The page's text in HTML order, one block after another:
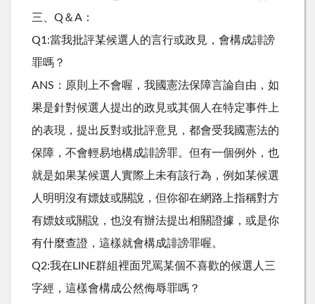
三、Q＆A：
Q1:當我批評某候選人的言行或政見，會構成誹謗
罪嗎？
ANS：原則上不會喔，我國憲法保障言論自由，如
果是針對候選人提出的政見或其個人在特定事件上
的表現，提出反對或批評意見，都會受我國憲法的
保障，不會輕易地構成誹謗罪。但有一個例外，也
就是如果某候選人實際上未有該行為，例如某候選
人明明沒有嫖妓或關說，但你卻在網路上指稱對方
有嫖妓或關說，也沒有辦法提出相關證據，或是你
有什麼查證，這樣就會構成誹謗罪喔。
Q2:我在LINE群組裡面咒罵某個不喜歡的候選人三
字經，這樣會構成公然侮辱罪嗎？